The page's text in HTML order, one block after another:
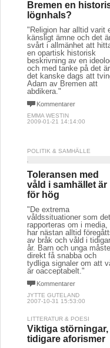
Bremen en
lögnhals?
"Religion har alltid varit
känsligt ämne och det
svårt i allmänhet att
en opartisk historisk
beskrivning av en
och med tanke på det är
det kanske dags att
Adam av Bremen att
abdikera."
Kommentarer
EMMA WESTIN
2009-01-21 14:14:00
POLITIK & SAMHÄLLE
Toleransen med
våld i samhället är
för hög
"De extrema
våldssituationer som det
rapporteras om i media,
har nästan alltid
av bråk och våld i
år. Barn och unga måste
direkt få snabba och
tydliga signaler om att
är oacceptabelt."
Kommentarer
JYTTE GUTELAND
2007-10-31 15:53:00
LITTERATUR & POESI
Viktiga störningar,
tidigare aforismer